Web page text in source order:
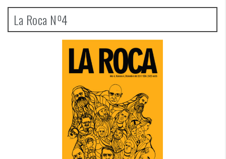
La Roca Nº4